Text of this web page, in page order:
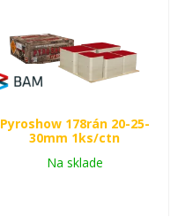
Pyroshow 178rán 20-25-
30mm 1ks/ctn
Na sklade